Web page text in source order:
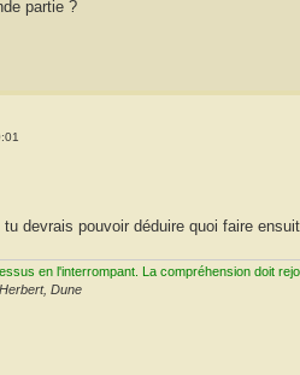
partie ?
devrais pouvoir déduire quoi faire
en l'interrompant. La compréhension doit
Dune